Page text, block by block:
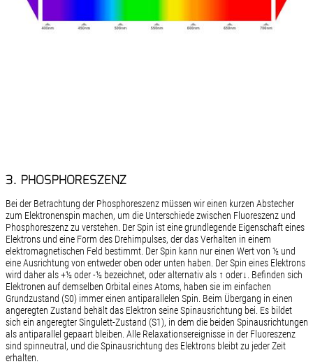
3. PHOSPHORESZENZ
Bei der Betrachtung der Phosphoreszenz müssen wir einen kurzen Abstecher
zum Elektronenspin machen, um die Unterschiede zwischen Fluoreszenz und
Phosphoreszenz zu verstehen. Der Spin ist eine grundlegende Eigenschaft eines
Elektrons und eine Form des Drehimpulses, der das Verhalten in einem
elektromagnetischen Feld bestimmt. Der Spin kann nur einen Wert von ½ und
eine Ausrichtung von entweder oben oder unten haben. Der Spin eines Elektrons
wird daher als +½ oder -½ bezeichnet, oder alternativ als ↑ oder↓. Befinden sich
Elektronen auf demselben Orbital eines Atoms, haben sie im einfachen
Grundzustand (S0) immer einen antiparallelen Spin. Beim Übergang in einen
angeregten Zustand behält das Elektron seine Spinausrichtung bei. Es bildet
sich ein angeregter Singulett-Zustand (S1), in dem die beiden Spinausrichtungen
als antiparallel gepaart bleiben. Alle Relaxationsereignisse in der Fluoreszenz
sind spinneutral, und die Spinausrichtung des Elektrons bleibt zu jeder Zeit
erhalten.